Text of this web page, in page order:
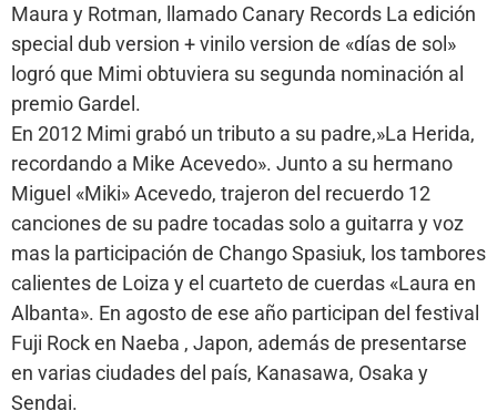
Maura y Rotman, llamado Canary Records La edición
special dub version + vinilo version de «días de sol»
logró que Mimi obtuviera su segunda nominación al
premio Gardel.
En 2012 Mimi grabó un tributo a su padre,»La Herida,
recordando a Mike Acevedo». Junto a su hermano
Miguel «Miki» Acevedo, trajeron del recuerdo 12
canciones de su padre tocadas solo a guitarra y voz
mas la participación de Chango Spasiuk, los tambores
calientes de Loiza y el cuarteto de cuerdas «Laura en
Albanta». En agosto de ese año participan del festival
Fuji Rock en Naeba , Japon, además de presentarse
en varias ciudades del país, Kanasawa, Osaka y
Sendai.